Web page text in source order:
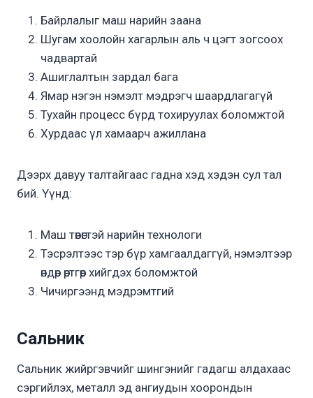
Байрлалыг маш нарийн заана
Шугам хоолойн хагарлын аль ч цэгт зогсоох
чадвартай
Ашиглалтын зардал бага
Ямар нэгэн нэмэлт мэдрэгч шаардлагагүй
Тухайн процесс бүрд тохируулах боломжтой
Хурдаас үл хамаарч ажиллана
Дээрх давуу талтайгаас гадна хэд хэдэн сул тал
бий. Үүнд:
Маш төвөгтэй нарийн технологи
Тэсрэлтээс тэр бүр хамгаалдаггүй, нэмэлтээр
өндөр өртгөөр хийгдэх боломжтой
Чичиргээнд мэдрэмтгий
Сальник
Сальник жийргэвчийг шингэнийг гадагш алдахаас
сэргийлэх, металл эд ангиудын хоорондын